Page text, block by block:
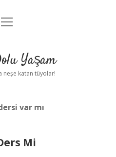
Uyarı
menüyü
Yaşam
neşe katan tüyolar!
var mı
Mi